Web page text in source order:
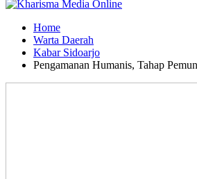
Home
Warta Daerah
Kabar Sidoarjo
Pengamanan Humanis, Tahap